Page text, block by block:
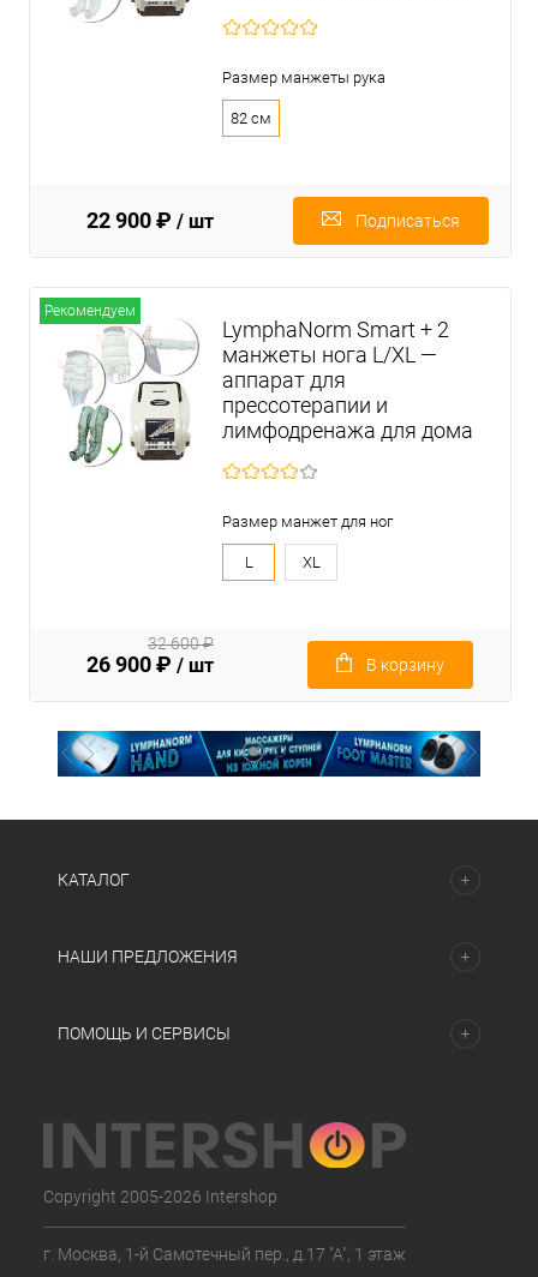
Размер манжеты рука
82 см
22 900 ₽ / шт Подписаться
Рекомендуем
LymphaNorm Smart + 2
манжеты нога L/XL —
аппарат для
прессотерапии и
лимфодренажа для дома
Размер манжет для ног
L XL
26 900 ₽ / шт
32 600 ₽
В корзину
КАТАЛОГ
НАШИ ПРЕДЛОЖЕНИЯ
ПОМОЩЬ И СЕРВИСЫ
Copyright 2005-2026 Intershop
г. Москва, 1-й Самотечный пер., д.17 "А", 1 этаж